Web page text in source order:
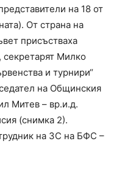
на 18 от
От страна на
присъстваха
секретарят Милко
и турнири“
на Общинския
Митев – вр.и.д.
(снимка 2).
на ЗС на БФС –